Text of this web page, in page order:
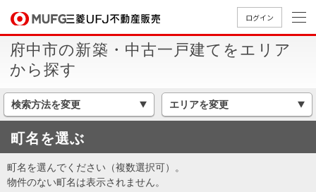
ログイン
買いたいTOP
売りたいTOP
店舗案内TOP
会社情報TOP
採用情報TOP
買いたい
売りたい
店舗案内
会社情報
府中市の新築・中古一戸建てをエリア
から探す
検索方法を変更 エリアを変更
町名を選ぶ
町名を選んでください（複数選択可）。
物件のない町名は表示されません。